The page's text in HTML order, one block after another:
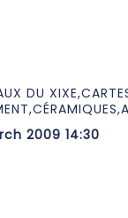
DU
2009 14:30